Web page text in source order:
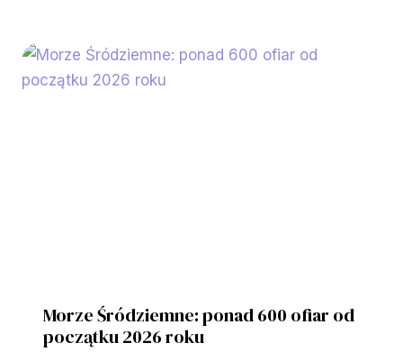
Morze Śródziemne: ponad 600 ofiar od
początku 2026 roku